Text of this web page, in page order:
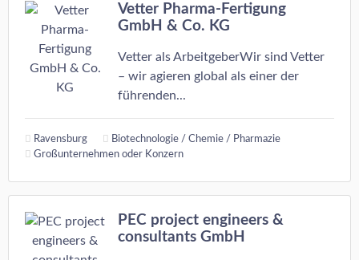
Vetter Pharma-Fertigung
GmbH & Co. KG
Vetter als ArbeitgeberWir sind Vetter
– wir agieren global als einer der
führenden...
Ravensburg
Biotechnologie / Chemie / Pharmazie
Großunternehmen oder Konzern
PEC project engineers &
consultants GmbH